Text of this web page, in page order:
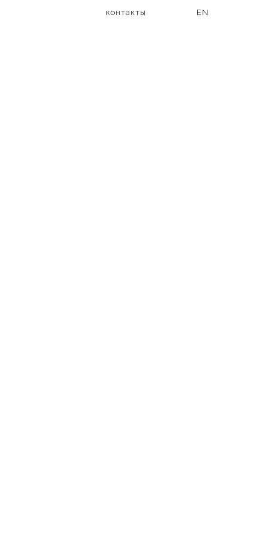
контакты EN